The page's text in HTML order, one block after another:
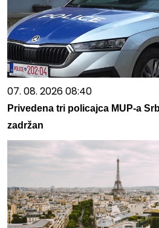
07. 08. 2026 08:40
Privedena tri policajca MUP-a
zadržan